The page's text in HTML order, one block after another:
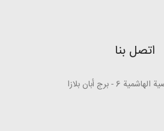
اتصل بنا
- برج أبان بلازا